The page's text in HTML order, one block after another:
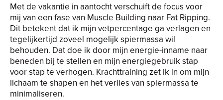
Met de vakantie in aantocht verschuift de focus voor
mij van een fase van Muscle Building naar Fat Ripping.
Dit betekent dat ik mijn vetpercentage ga verlagen en
tegelijkertijd zoveel mogelijk spiermassa wil
behouden. Dat doe ik door mijn energie-inname naar
beneden bij te stellen en mijn energiegebruik stap
voor stap te verhogen. Krachttraining zet ik in om mijn
lichaam te shapen en het verlies van spiermassa te
minimaliseren.